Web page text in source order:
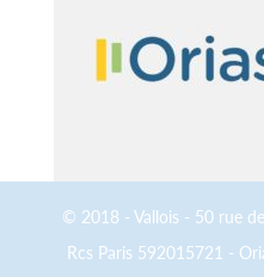
© 2018 - Vallois - 50 rue
Rcs Paris 592015721 -